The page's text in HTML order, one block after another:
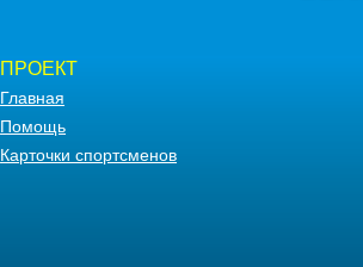
ПРОЕКТ
Главная
Помощь
Карточки спортсменов